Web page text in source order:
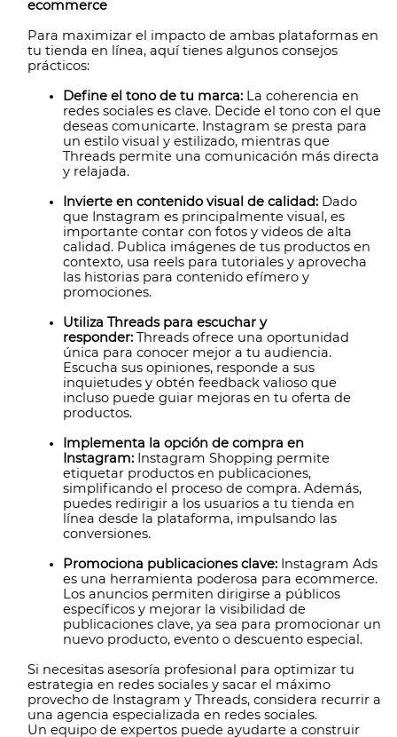
ecommerce
Para maximizar el impacto de ambas plataformas en
tu tienda en línea, aquí tienes algunos consejos
prácticos:
Define el tono de tu marca: La coherencia en
redes sociales es clave. Decide el tono con el que
deseas comunicarte. Instagram se presta para
un estilo visual y estilizado, mientras que
Threads permite una comunicación más directa
y relajada.
Invierte en contenido visual de calidad: Dado
que Instagram es principalmente visual, es
importante contar con fotos y videos de alta
calidad. Publica imágenes de tus productos en
contexto, usa reels para tutoriales y aprovecha
las historias para contenido efímero y
promociones.
Utiliza Threads para escuchar y
responder: Threads ofrece una oportunidad
única para conocer mejor a tu audiencia.
Escucha sus opiniones, responde a sus
inquietudes y obtén feedback valioso que
incluso puede guiar mejoras en tu oferta de
productos.
Implementa la opción de compra en
Instagram: Instagram Shopping permite
etiquetar productos en publicaciones,
simplificando el proceso de compra. Además,
puedes redirigir a los usuarios a tu tienda en
línea desde la plataforma, impulsando las
conversiones.
Promociona publicaciones clave: Instagram Ads
es una herramienta poderosa para ecommerce.
Los anuncios permiten dirigirse a públicos
específicos y mejorar la visibilidad de
publicaciones clave, ya sea para promocionar un
nuevo producto, evento o descuento especial.
Si necesitas asesoría profesional para optimizar tu
estrategia en redes sociales y sacar el máximo
provecho de Instagram y Threads, considera recurrir a
una agencia especializada en redes sociales.
Un equipo de expertos puede ayudarte a construir